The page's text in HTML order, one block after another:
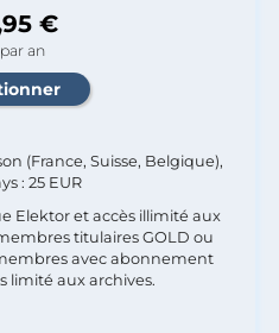
€
an
(France, Suisse, Belgique),
: 25 EUR
Elektor et accès illimité aux
titulaires GOLD ou
avec abonnement
limité aux archives.